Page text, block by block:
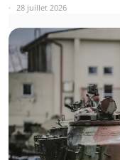
28 juillet 2026